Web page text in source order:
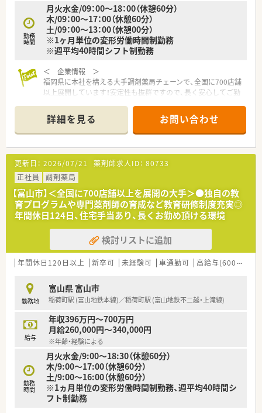
勤務
時間
月火水金/09：00～18：00（休憩60分）
木/09：00～17：00（休憩60分）
土/09：00～13：00（休憩00分）
※1ヶ月単位の変形労働時間制勤務
※週平均40時間シフト制勤務
＜ 企業情報 ＞
福岡県に本社を構える大手調剤薬局チェーンで、全国に700店舗
以上展開しています！安定性も抜群ですので、長く安心してご勤
＜ 薬局情報 ＞
■富山地鉄富山都心線「大手モール」駅 より徒歩4分と通勤便利！
お車での通勤も可能です◎
■富山城址公園に近く、大通りに面しておりキレイな街並みで
す。駅までの道も明るく公共交通機関でも安心してお通いいた
だけます
■内科の処方箋をメインに応需しています。枚数は約40～50枚/
日で、患者様とのコミュニケーションの時間を確保しています。
■18時までの開局ですので、プライベート充実できる環境がご
ざいます
＼ おすすめポイント ／
■最新機器の積極的な導入、店舗間での情報・ノウハウの共有に
より業務効率化を図ることで、患者様とのコミュニケーションの
■在宅医療にも注力しており、無菌調剤室やクリーンベンチを設
置した店舗も展開しています。また、在宅医療研修も実施するこ
とで知識や技能の向上を図っています
■専門薬剤師として「専門性」を追求していくキャリア、薬局長
やブロック長といった「マネジメント力」を高めていくキャリア
がございます。
詳細を見る お問い合わせ
更新日： 2026/07/21 薬剤師求人ID： 80733
正社員
調剤薬局
【富山市】＜全国に700店舗以上を展開の大手＞●独自の教
育プログラムや専門薬剤師の育成など教育研修制度充実◎
年間休日124日、住宅手当あり、長くお勤め頂ける環境
検討リストに追加
年間休日120日以上 新卒可 未経験可 車通勤可 高給与(600万円以上)
勤務地
富山県 富山市
稲荷町駅 (富山地鉄本線)／稲荷町駅 (富山地鉄不二越・上滝線)
給与
年収396万円～700万円
月給260,000円～340,000円
※年齢・経験による
勤務
時間
月火水金/9:00～18:30（休憩60分）
木/9:00～17:00（休憩60分）
土/9:00～16:00（休憩60分）
※1ヵ月単位の変形労働時間制勤務、週平均40時間シ
フト制勤務